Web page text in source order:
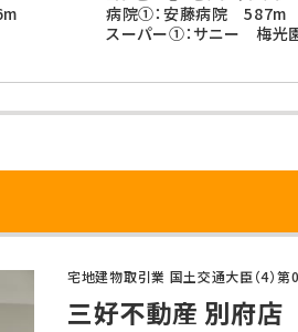
病院①：安藤病院 587m
スーパー①：サニー 梅
宅地建物取引業 国土交通大臣（4）
三好不動産 別府店